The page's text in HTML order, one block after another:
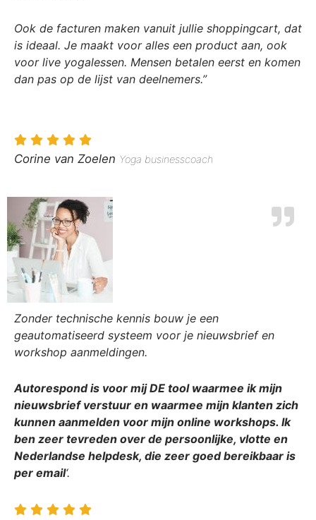
Ook de facturen maken vanuit jullie shoppingcart, dat
is ideaal. Je maakt voor alles een product aan, ook
voor live yogalessen. Mensen betalen eerst en komen
dan pas op de lijst van deelnemers.”
Corine van Zoelen Yoga businesscoach
Zonder technische kennis bouw je een
geautomatiseerd systeem voor je nieuwsbrief en
workshop aanmeldingen.
Autorespond is voor mij DE tool waarmee ik mijn
nieuwsbrief verstuur en waarmee mijn klanten zich
kunnen aanmelden voor mijn online workshops. Ik
ben zeer tevreden over de persoonlijke, vlotte en
Nederlandse helpdesk, die zeer goed bereikbaar is
per email‘.